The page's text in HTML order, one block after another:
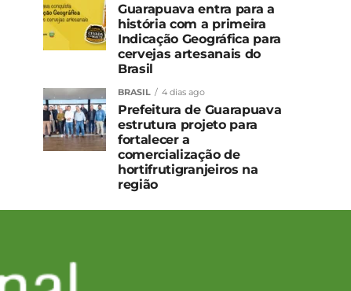
Guarapuava entra para a
história com a primeira
Indicação Geográfica para
cervejas artesanais do
Brasil
BRASIL 4 dias ago
Prefeitura de Guarapuava
estrutura projeto para
fortalecer a
comercialização de
hortifrutigranjeiros na
região